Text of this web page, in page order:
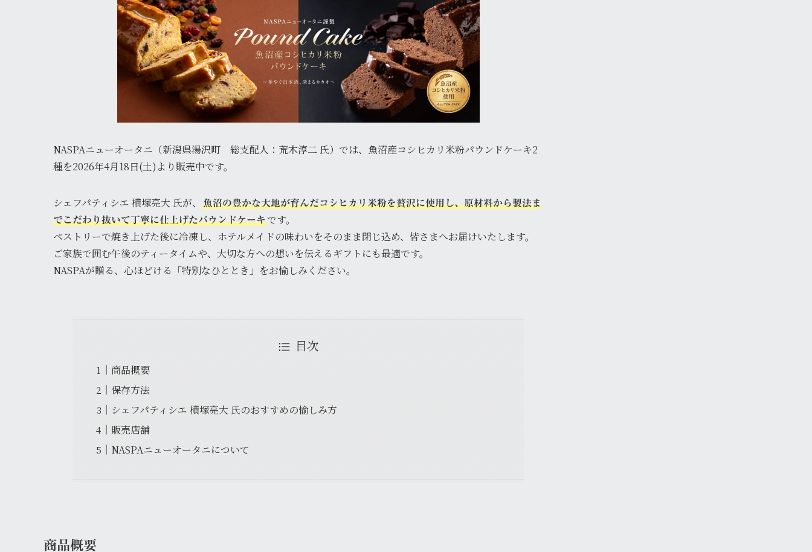
NASPAニューオータニ（新潟県湯沢町 総支配人：荒木淳二 氏）では、魚沼産コシヒカリ米粉パウンドケーキ2
種を2026年4月18日(土)より販売中です。
シェフパティシエ 横塚亮大 氏が、
魚沼の豊かな大地が育んだコシヒカリ米粉を贅沢に使用し、原材料から製法ま
でこだわり抜いて丁寧に仕上げたパウンドケーキです。
ペストリーで焼き上げた後に冷凍し、ホテルメイドの味わいをそのまま閉じ込め、皆さまへお届けいたします。
ご家族で囲む午後のティータイムや、大切な方への想いを伝えるギフトにも最適です。
NASPAが贈る、心ほどける「特別なひととき」をお愉しみください。
目次
商品概要
保存方法
シェフパティシエ 横塚亮大 氏のおすすめの愉しみ方
販売店舗
NASPAニューオータニについて
商品概要